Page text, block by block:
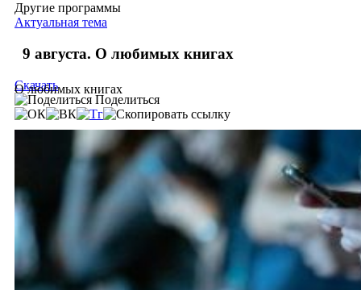
Другие программы
Актуальная тема
9 августа. О любимых книгах
О любимых книгах
Скачать
Поделиться